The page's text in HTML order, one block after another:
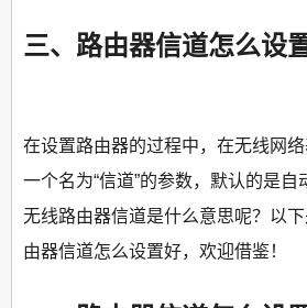
三、路由器信道怎么设
在设置路由器的过程中，在无线网
一个名为“信道”的参数，默认的是自
无线路由器信道是什么意思呢？以
由器信道怎么设置好，欢迎借鉴！